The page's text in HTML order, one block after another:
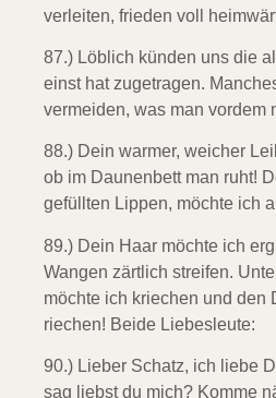
verleiten, frieden voll
87.) Löblich künden uns die
einst hat zugetragen.
vermeiden, was man vordem
88.) Dein warmer, weicher
ob im Daunenbett man ruht!
gefüllten Lippen, möchte ich
89.) Dein Haar möchte ich
Wangen zärtlich streifen.
möchte ich kriechen und den
riechen! Beide Liebesleute:
90.) Lieber Schatz, ich liebe
sag liebst du mich? Komme